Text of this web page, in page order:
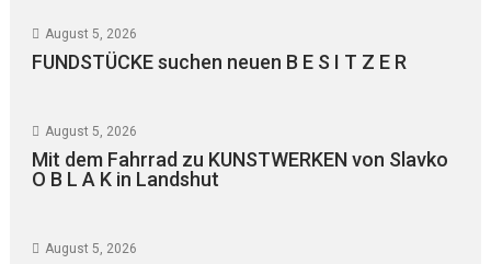
August 5, 2026
FUNDSTÜCKE suchen neuen B E S I T Z E R
August 5, 2026
Mit dem Fahrrad zu KUNSTWERKEN von Slavko
O B L A K in Landshut
August 5, 2026